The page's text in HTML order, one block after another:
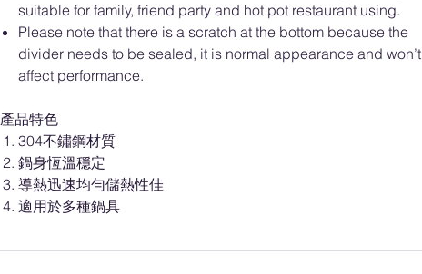
suitable for family, friend party and hot pot restaurant using.
Please note that there is a scratch at the bottom because the
divider needs to be sealed, it is normal appearance and won’t
affect performance.
產品特色
304不鏽鋼材質
鍋身恆溫穩定
導熱迅速均勻儲熱性佳
適用於多種鍋具